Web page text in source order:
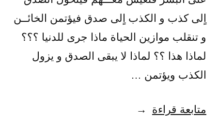
اٍلى كذب و الكذب اٍلى صدق فيؤتمن الخائــن
و تنقلب موازين الحياة ماذا جرى للدنيا ؟؟؟
لماذا هذا ؟؟ لماذا لا يبقى الصدق و يزول
الكذب ويؤتمن …
متابعة قراءة “حــال